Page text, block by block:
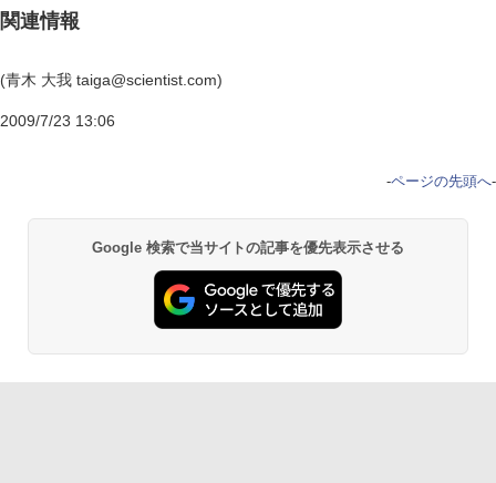
関連情報
(青木 大我 taiga@scientist.com)
2009/7/23 13:06
-ページの先頭へ-
Google 検索で当サイトの記事を優先表示させる